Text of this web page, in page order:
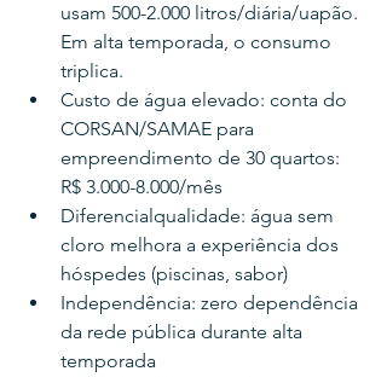
usam 500-2.000 litros/diária/uapão.
Em alta temporada, o consumo
triplica.
Custo de água elevado: conta do
CORSAN/SAMAE para
empreendimento de 30 quartos:
R$ 3.000-8.000/mês
Diferencialqualidade: água sem
cloro melhora a experiência dos
hóspedes (piscinas, sabor)
Independência: zero dependência
da rede pública durante alta
temporada